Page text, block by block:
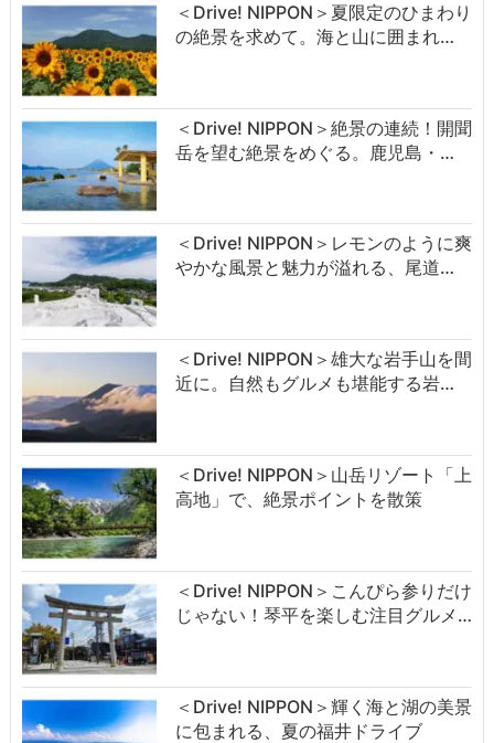
＜Drive! NIPPON＞夏限定のひまわり
の絶景を求めて。海と山に囲まれ…
＜Drive! NIPPON＞絶景の連続！開聞
岳を望む絶景をめぐる。鹿児島・…
＜Drive! NIPPON＞レモンのように爽
やかな風景と魅力が溢れる、尾道…
＜Drive! NIPPON＞雄大な岩手山を間
近に。自然もグルメも堪能する岩…
＜Drive! NIPPON＞山岳リゾート「上
高地」で、絶景ポイントを散策
＜Drive! NIPPON＞こんぴら参りだけ
じゃない！琴平を楽しむ注目グルメ…
＜Drive! NIPPON＞輝く海と湖の美景
に包まれる、夏の福井ドライブ